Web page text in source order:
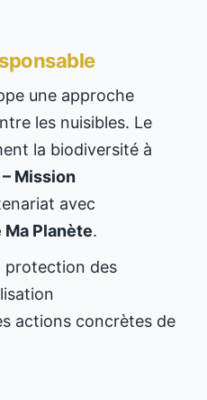
une approche
les nuisibles. Le
la biodiversité à
– Mission
avec
Ma Planète.
protection des
actions concrètes de